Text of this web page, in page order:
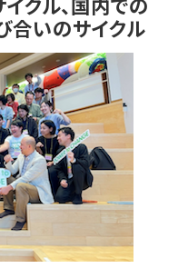
クル、国内での
合いのサイクル